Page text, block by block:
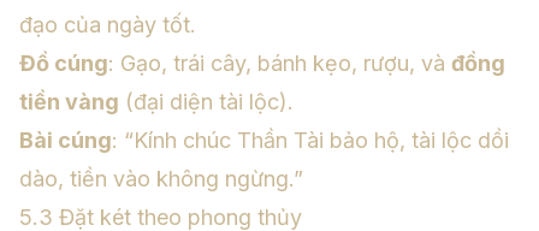
đạo của ngày tốt.
Đồ cúng: Gạo, trái cây, bánh kẹo, rượu, và đồng
tiền vàng (đại diện tài lộc).
Bài cúng: “Kính chúc Thần Tài bảo hộ, tài lộc dồi
dào, tiền vào không ngừng.”
5.3 Đặt két theo phong thủy